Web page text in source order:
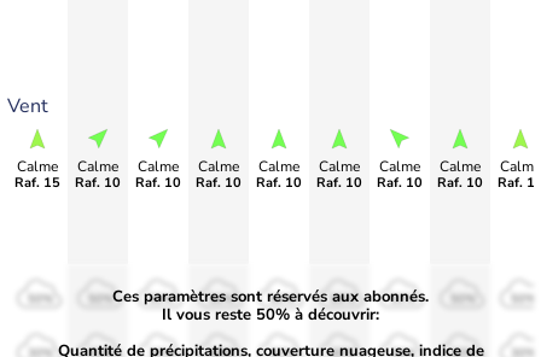
Vent
Calme
Raf. 15
Calme
Raf. 10
Calme
Raf. 10
Calme
Raf. 10
Calme
Raf. 10
Calme
Raf. 10
Calme
Raf. 10
Calme
Raf. 10
Calme
Raf.
50%
30%
50%
30%
50%
30%
50%
30%
50%
30%
50%
30%
50%
30% 30% 30%
Ces paramètres sont réservés aux abonnés.
Il vous reste 50% à découvrir:
Quantité de précipitations, couverture nuageuse, indice de